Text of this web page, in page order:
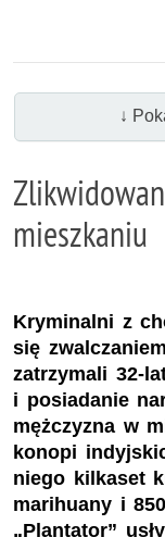
↓
mieszkaniu
Kryminalni z
się
zatrzymali 32-
i posiadanie
mężczyzna w
konopi
niego kilkaset
marihuany i
„Plantator”